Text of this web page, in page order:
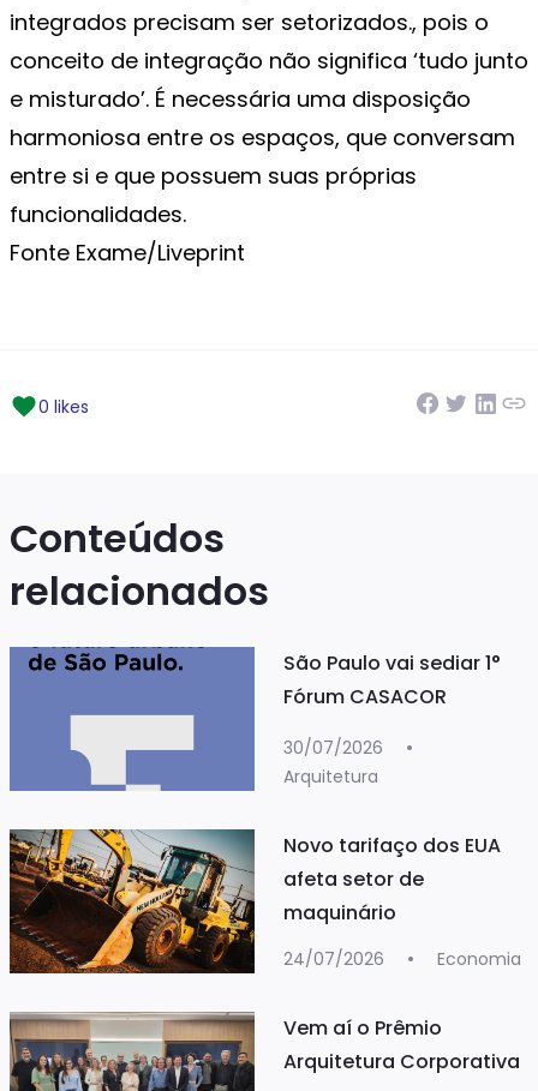
integrados precisam ser setorizados., pois o
conceito de integração não significa ‘tudo junto
e misturado’. É necessária uma disposição
harmoniosa entre os espaços, que conversam
entre si e que possuem suas próprias
funcionalidades.
Fonte Exame/Liveprint
0 likes
Conteúdos
relacionados
São Paulo vai sediar 1°
Fórum CASACOR
30/07/2026
Arquitetura
Novo tarifaço dos EUA
afeta setor de
maquinário
24/07/2026 Economia
Vem aí o Prêmio
Arquitetura Corporativa